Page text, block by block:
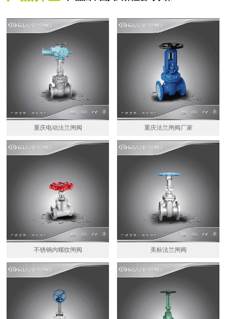
重庆电动法兰闸阀 重庆法兰闸阀厂家
不锈钢内螺纹闸阀 美标法兰闸阀